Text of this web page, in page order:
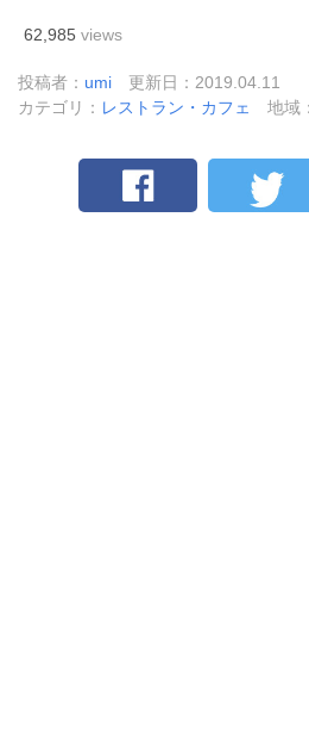
62,985 views
投稿者： umi
更新日：2019.04.11
カテゴリ： レストラン・カフェ 地域